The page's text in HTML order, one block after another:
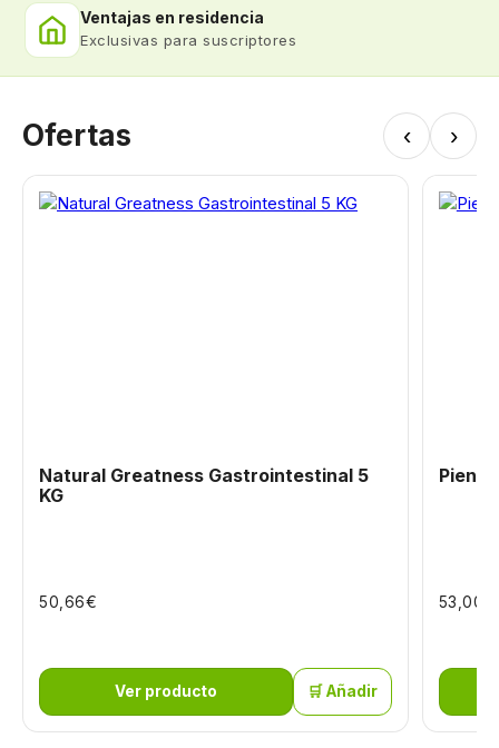
Ventajas en residencia
Exclusivas para suscriptores
Ofertas ‹ ›
Natural Greatness Gastrointestinal 5
KG
50,66€
Ver producto 🛒 Añadir
53,00